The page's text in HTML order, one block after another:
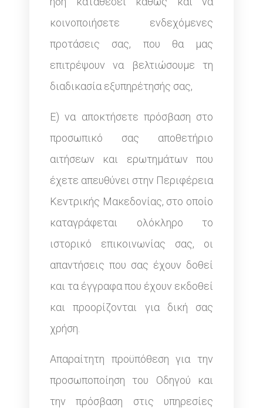
κοινοποιήσετε ενδεχόμενες
προτάσεις σας, που θα μας
επιτρέψουν να βελτιώσουμε τη
διαδικασία εξυπηρέτησής σας,
Ε) να αποκτήσετε πρόσβαση στο
προσωπικό σας αποθετήριο
αιτήσεων και ερωτημάτων που
έχετε απευθύνει στην Περιφέρεια
Κεντρικής Μακεδονίας, στο οποίο
καταγράφεται ολόκληρο το
ιστορικό επικοινωνίας σας, οι
απαντήσεις που σας έχουν δοθεί
και τα έγγραφα που έχουν εκδοθεί
και προορίζονται για δική σας
χρήση.
Απαραίτητη προϋπόθεση για την
προσωποποίηση του Οδηγού και
την πρόσβαση στις υπηρεσίες